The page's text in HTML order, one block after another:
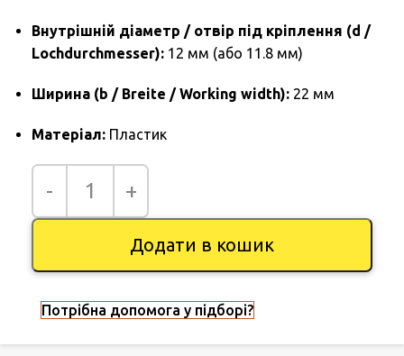
Внутрішній діаметр / отвір під кріплення (d /
Lochdurchmesser): 12 мм (або 11.8 мм)
Ширина (b / Breite / Working width): 22 мм
Матеріал: Пластик
Додати в кошик
Потрібна допомога у підборі?